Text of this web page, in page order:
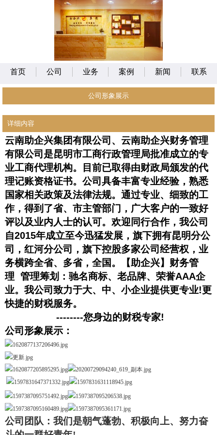
首页 公司 业务 案例 新闻 联系
公司形象展示
详细内容
云南助企兴集团有限公司、云南助企兴财务管理
有限公司是昆明市工商行政管理局批准成立的专
业工商代理机构。目前已取得由财政局颁发的代
理记账资格证书。公司具备丰富专业经验，熟悉
国家相关政策及法律法规。通过专业、细致的工
作，得到了省、市主管部门，广大客户的一致好
评以及业内人士的认可。欢迎同行合作，我公司
自2015年成立至今迅猛发展，旗下拥有昆明分公
司，红河分公司，旗下控股多家公司经营权，业
务横跨全省、多省，全国。【助企兴】财务管
理 管理筹划：驰名商标、老品牌、荣誉AAA企
业。我公司致力于大、中、小企业提供更专业!更
快捷的财税服务。
--------您身边的财税专家!
公司形象展示：
公司团队：我们是朝气蓬勃、积极向上、努力奋